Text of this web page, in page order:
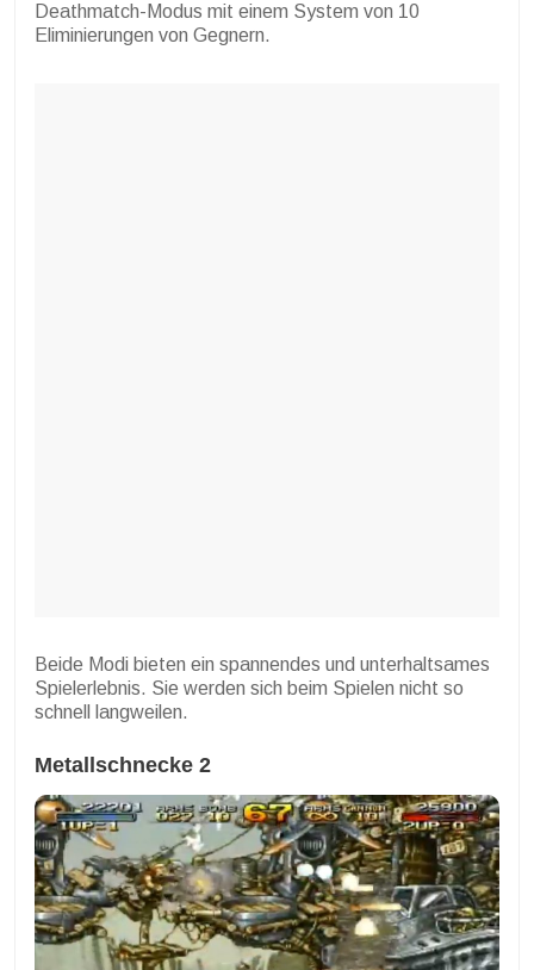
Deathmatch-Modus mit einem System von 10
Eliminierungen von Gegnern.
Beide Modi bieten ein spannendes und unterhaltsames
Spielerlebnis. Sie werden sich beim Spielen nicht so
schnell langweilen.
Metallschnecke 2